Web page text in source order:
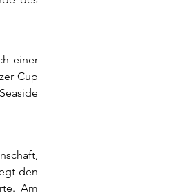
einer
Cup
den
Am